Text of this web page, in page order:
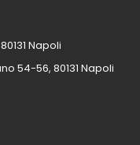
Napoli
54-56, 80131 Napoli